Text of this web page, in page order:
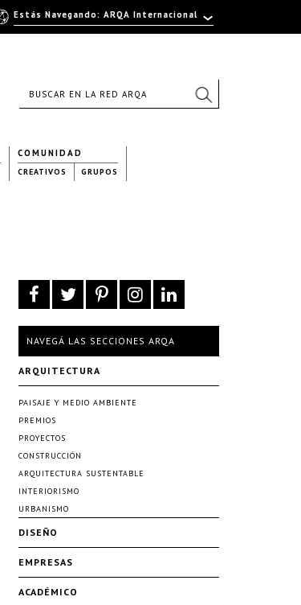
COMUNIDAD
CREATIVOS GRUPOS
NAVEGÁ LAS SECCIONES ARQA
ARQUITECTURA
PAISAJE Y MEDIO AMBIENTE
PREMIOS
PROYECTOS
CONSTRUCCIÓN
ARQUITECTURA SUSTENTABLE
INTERIORISMO
URBANISMO
DISEÑO
EMPRESAS
ACADÉMICO
Estás Navegando: ARQA Internacional